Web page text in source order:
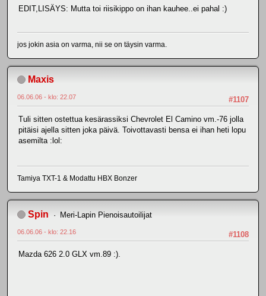
EDIT,LISÄYS: Mutta toi riisikippo on ihan kauhee..ei pahal :)
jos jokin asia on varma, nii se on täysin varma.
Maxis
#1107
06.06.06 - klo: 22.07
Tuli sitten ostettua kesärassiksi Chevrolet El Camino vm.-76 jolla
pitäisi ajella sitten joka päivä. Toivottavasti bensa ei ihan heti lopu
asemilta :lol:
Tamiya TXT-1 & Modattu HBX Bonzer
Spin Meri-Lapin Pienoisautoilijat
#1108
06.06.06 - klo: 22.16
Mazda 626 2.0 GLX vm.89 :).